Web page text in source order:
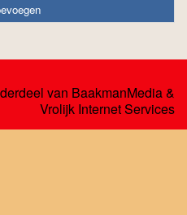
van BaakmanMedia&
Vrolijk Internet Services